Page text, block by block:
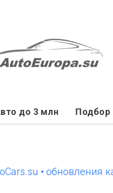
до 3 млн Подбор
• обновления